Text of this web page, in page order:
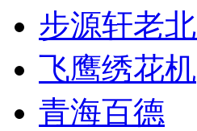
步源轩老
飞鹰绣花机
青海百德